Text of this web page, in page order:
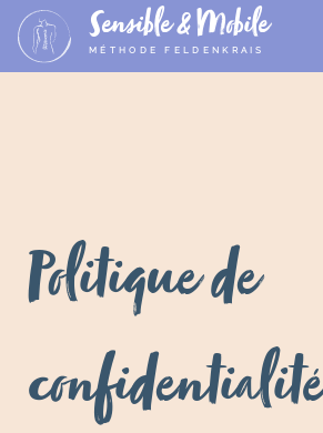
Sensible & Mobile
MÉTHODE FELDENKRAIS
Politique de
confidentialité